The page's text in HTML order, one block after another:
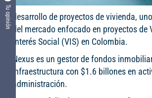
desarrollo de proyectos de vivienda,
del mercado enfocado en proyectos de
Interés Social (VIS) en Colombia.
Nexus es un gestor de fondos
infraestructura con $1.6 billones en
administración.
Tu opinión